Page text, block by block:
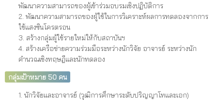
พัฒนาความสามารถของผู้เข้าร่วมอบรมเชิงปฏิบัติการ
2. พัฒนาความสามารถของผู้ใช้ในการวิเคราะห์ผลการทดลองจากการ
ใช้แสงซินโครตรอน
3. สร้างกลุ่มผู้ใช้รายใหม่ให้กับสถาบันฯ
4. สร้างเครือข่ายความร่วมมือระหว่างนักวิจัย อาจารย์ ระหว่างนัก
คำนวณเชิงทฤษฎีและนักทดลอง
กลุ่มเป้าหมาย 50 คน
1. นักวิจัยและอาจารย์ (วุฒิการศึกษาระดับปริญญาโทและเอก)